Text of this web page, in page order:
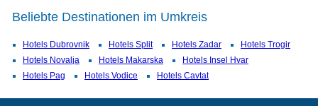
Beliebte Destinationen im Umkreis
Hotels Dubrovnik Hotels Split Hotels Zadar
Hotels Trogir
Hotels Novalja
Hotels Makarska
Hotels Insel Hvar
Hotels Pag
Hotels Vodice Hotels Cavtat